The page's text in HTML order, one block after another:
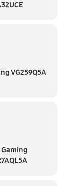
VG259Q5A
Gaming